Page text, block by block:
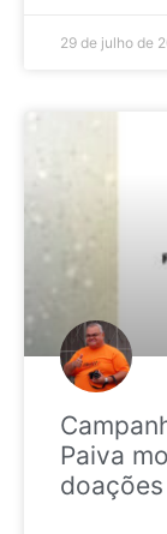
29 de julho de
Paiva